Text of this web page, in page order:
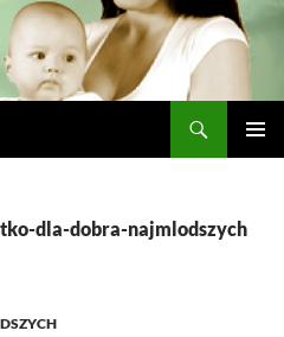
dla-dobra-najmlodszych